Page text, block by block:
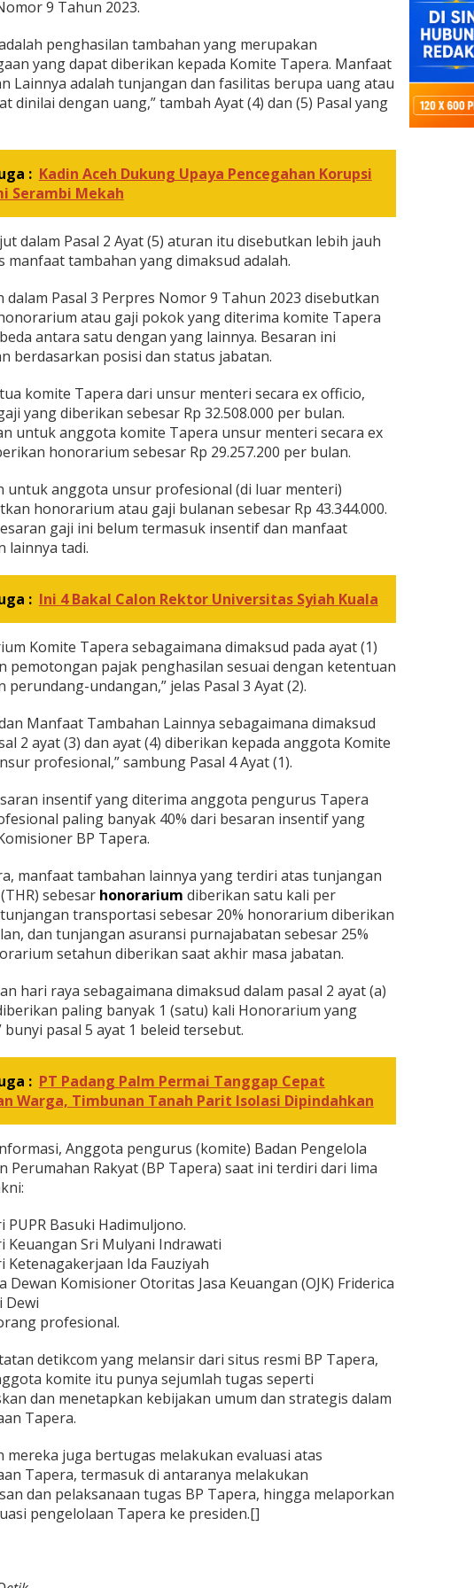
9 Tahun 2023.
penghasilan tambahan yang merupakan
yang dapat diberikan kepada Komite Tapera. Manfaat
Lainnya adalah tunjangan dan fasilitas berupa uang atau
dinilai dengan uang,” tambah Ayat (4) dan (5) Pasal yang
: Kadin Aceh Dukung Upaya Pencegahan Korupsi
Serambi Mekah
dalam Pasal 2 Ayat (5) aturan itu disebutkan lebih jauh
manfaat tambahan yang dimaksud adalah.
dalam Pasal 3 Perpres Nomor 9 Tahun 2023 disebutkan
atau gaji pokok yang diterima komite Tapera
antara satu dengan yang lainnya. Besaran ini
berdasarkan posisi dan status jabatan.
komite Tapera dari unsur menteri secara ex officio,
yang diberikan sebesar Rp 32.508.000 per bulan.
untuk anggota komite Tapera unsur menteri secara ex
honorarium sebesar Rp 29.257.200 per bulan.
untuk anggota unsur profesional (di luar menteri)
honorarium atau gaji bulanan sebesar Rp 43.344.000.
gaji ini belum termasuk insentif dan manfaat
lainnya tadi.
: Ini 4 Bakal Calon Rektor Universitas Syiah Kuala
Komite Tapera sebagaimana dimaksud pada ayat (1)
pemotongan pajak penghasilan sesuai dengan ketentuan
perundang-undangan,” jelas Pasal 3 Ayat (2).
Manfaat Tambahan Lainnya sebagaimana dimaksud
2 ayat (3) dan ayat (4) diberikan kepada anggota Komite
profesional,” sambung Pasal 4 Ayat (1).
insentif yang diterima anggota pengurus Tapera
paling banyak 40% dari besaran insentif yang
BP Tapera.
manfaat tambahan lainnya yang terdiri atas tunjangan
sebesar honorarium diberikan satu kali per
transportasi sebesar 20% honorarium diberikan
dan tunjangan asuransi purnajabatan sebesar 25%
setahun diberikan saat akhir masa jabatan.
hari raya sebagaimana dimaksud dalam pasal 2 ayat (a)
paling banyak 1 (satu) kali Honorarium yang
bunyi pasal 5 ayat 1 beleid tersebut.
: PT Padang Palm Permai Tanggap Cepat
Warga, Timbunan Tanah Parit Isolasi Dipindahkan
Anggota pengurus (komite) Badan Pengelola
Perumahan Rakyat (BP Tapera) saat ini terdiri dari lima
PUPR Basuki Hadimuljono.
Keuangan Sri Mulyani Indrawati
Ketenagakerjaan Ida Fauziyah
Dewan Komisioner Otoritas Jasa Keuangan (OJK) Friderica
Dewi
profesional.
detikcom yang melansir dari situs resmi BP Tapera,
komite itu punya sejumlah tugas seperti
dan menetapkan kebijakan umum dan strategis dalam
Tapera.
mereka juga bertugas melakukan evaluasi atas
Tapera, termasuk di antaranya melakukan
dan pelaksanaan tugas BP Tapera, hingga melaporkan
pengelolaan Tapera ke presiden.[]
[FOTO] Anies Baswedan Tinjau
Program Turun Tangan Air Bersih
di Bandar Pusaka
[FOTO] Rumah Adat Melayu
Tamiang